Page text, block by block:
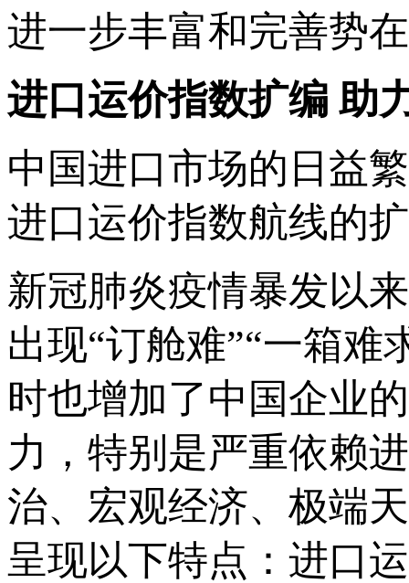
进一步丰富和完善势
进口运价指数扩编 助
中国进口市场的日益
进口运价指数航线的
新冠肺炎疫情暴发以
出现“订舱难”“一箱难
时也增加了中国企业
力，特别是严重依赖
治、宏观经济、极端
呈现以下特点：进口